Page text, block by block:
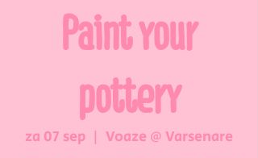
Paint your
pottery
za 07 sep
  |
Voaze @ Varsenare